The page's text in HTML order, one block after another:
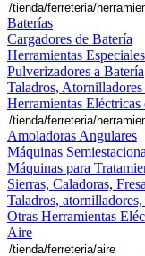
Baterías
Cargadores de Batería
Herramientas
Pulverizadores a Batería
Taladros,
Herramientas Eléctricas
Amoladoras Angulares
Máquinas
Máquinas para
Sierras, Caladoras,
Taladros,
Otras Herramientas
Aire